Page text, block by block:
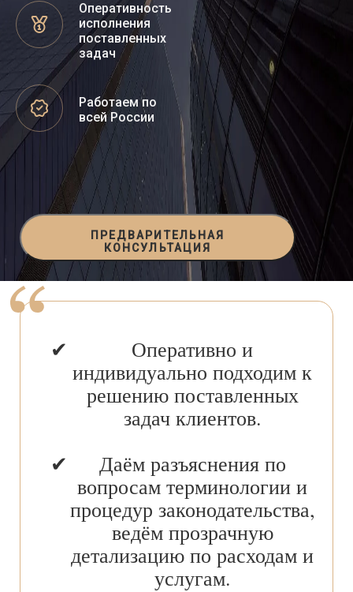
Оперативность
исполнения
поставленных
задач
Работаем по
всей России
ПРЕДВАРИТЕЛЬНАЯ
КОНСУЛЬТАЦИЯ
Оперативно и
индивидуально подходим к
решению поставленных
задач клиентов.
Даём разъяснения по
вопросам терминологии и
процедур законодательства,
ведём прозрачную
детализацию по расходам и
услугам.